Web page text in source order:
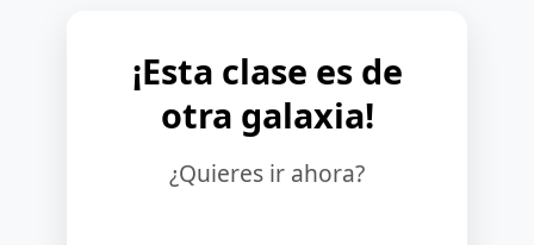
¡Esta clase es de
otra galaxia!
¿Quieres ir ahora?